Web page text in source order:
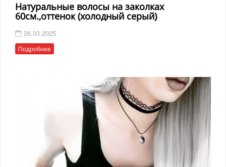
Натуральные волосы на заколках
60см.,оттенок (холодный серый)
26.03.2025
Подробнее